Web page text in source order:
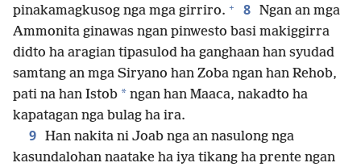
pinakamagkusog nga mga girriro. + 8 Ngan an mga
Ammonita ginawas ngan pinwesto basi makiggirra
didto ha aragian tipasulod ha ganghaan han syudad
samtang an mga Siryano han Zoba ngan han Rehob,
pati na han Istob * ngan han Maaca, nakadto ha
kapatagan nga bulag ha ira.
9 Han nakita ni Joab nga an nasulong nga
kasundalohan naatake ha iya tikang ha prente ngan